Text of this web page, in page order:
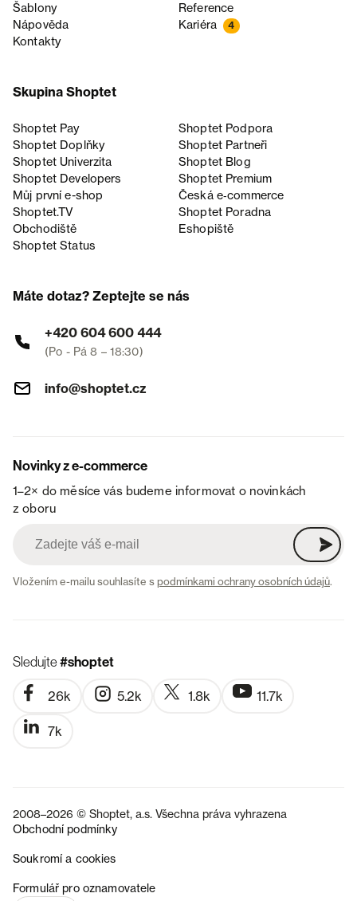
Šablony
Reference
Nápověda
Kariéra 4
Kontakty
Skupina Shoptet
Shoptet Pay
Shoptet Podpora
Shoptet Doplňky
Shoptet Partneři
Shoptet Univerzita
Shoptet Blog
Shoptet Developers
Shoptet Premium
Můj první e-shop
Česká e‑commerce
Shoptet.TV
Shoptet Poradna
Obchodiště
Eshopiště
Shoptet Status
Máte dotaz? Zeptejte se nás
+420 604 600 444
(Po - Pá 8 – 18:30)
info@shoptet.cz
Novinky z e-commerce
1–2× do měsíce vás budeme informovat o novinkách
z oboru
Vložením e-mailu souhlasíte spodmínkami ochrany osobních údajů.
Sledujte#shoptet
26k 5.2k 1.8k 11.7k
7k
2008–2026 © Shoptet, a.s. Všechna práva vyhrazena
Obchodní podmínky
Soukromí a cookies
Formulář pro oznamovatele